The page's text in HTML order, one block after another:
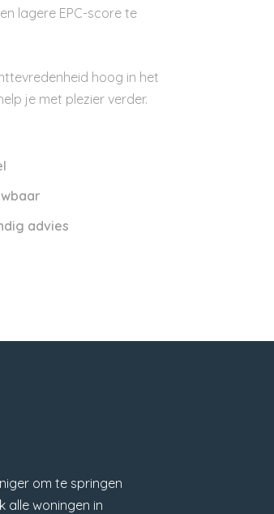
lagere EPC-score te
hoog in het
je met plezier verder.
advies
om te springen
alle woningen in